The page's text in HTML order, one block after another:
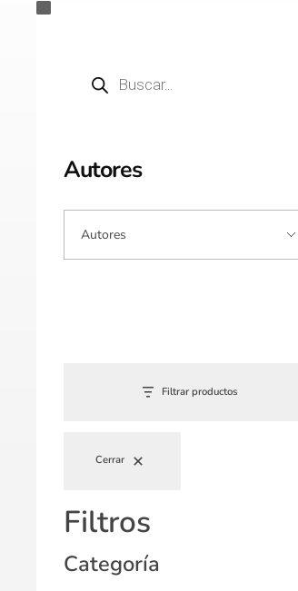
Autores
Filtrar productos
Cerrar
Filtros
Categoría